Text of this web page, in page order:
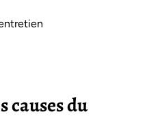
causes du